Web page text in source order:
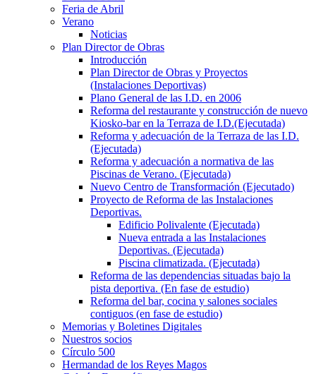
Feria de Abril
Verano
Noticias
Plan Director de Obras
Introducción
Plan Director de Obras y Proyectos
(Instalaciones Deportivas)
Plano General de las I.D. en 2006
Reforma del restaurante y construcción de nuevo
Kiosko-bar en la Terraza de I.D.(Ejecutada)
Reforma y adecuación de la Terraza de las I.D.
(Ejecutada)
Reforma y adecuación a normativa de las
Piscinas de Verano. (Ejecutada)
Nuevo Centro de Transformación (Ejecutado)
Proyecto de Reforma de las Instalaciones
Deportivas.
Edificio Polivalente (Ejecutada)
Nueva entrada a las Instalaciones
Deportivas. (Ejecutada)
Piscina climatizada. (Ejecutada)
Reforma de las dependencias situadas bajo la
pista deportiva. (En fase de estudio)
Reforma del bar, cocina y salones sociales
contiguos (en fase de estudio)
Memorias y Boletines Digitales
Nuestros socios
Círculo 500
Hermandad de los Reyes Magos